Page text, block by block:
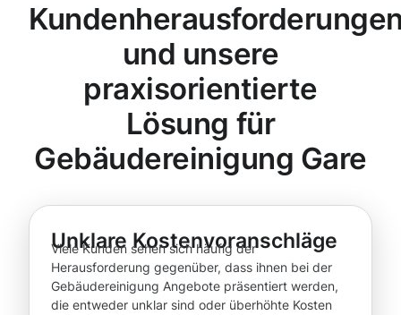
und unsere
praxisorientierte
Lösung für
Gebäudereinigung Gare
Unklare Kostenvoranschläge
Viele Kunden sehen sich häufig der
Herausforderung gegenüber, dass ihnen bei der
Gebäudereinigung Angebote präsentiert werden,
die entweder unklar sind oder überhöhte Kosten